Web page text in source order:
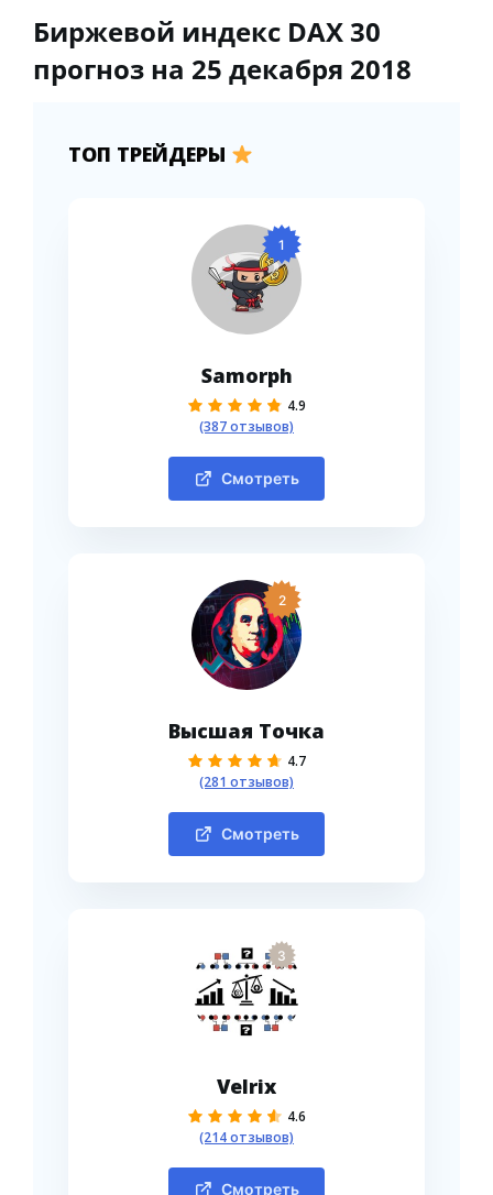
Биржевой индекс DAX 30
прогноз на 25 декабря 2018
ТОП ТРЕЙДЕРЫ
1
Samorph
4.9
(387 отзывов)
Смотреть
2
Высшая Точка
4.7
(281 отзывов)
Смотреть
3
Velrix
4.6
(214 отзывов)
Смотреть